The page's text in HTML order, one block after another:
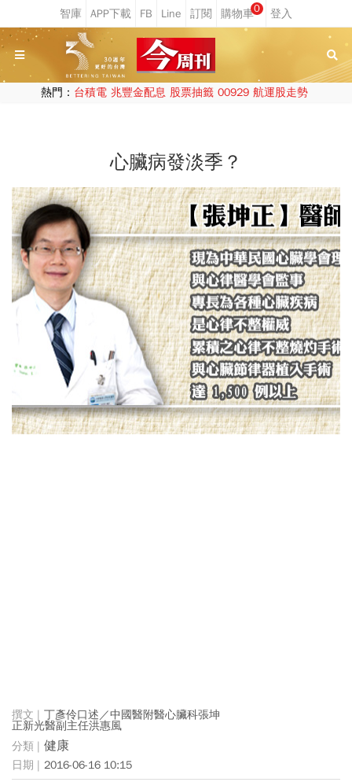
0
熱門： 台積電 兆豐金配息 股票抽籤 00929 航運股走勢
心臟病發淡季？
丁彥伶口述／中國醫附醫心臟科張坤
正新光醫副主任洪惠風
健康
2016-06-16 10:15